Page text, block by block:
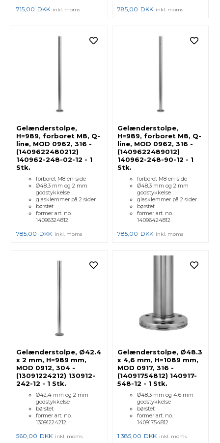
715,00 DKK inkl. moms 785,00 DKK inkl. moms
Gelænderstolpe,
H=989, forboret M8, Q-
line, MOD 0962, 316 -
(1409622480212)
140962-248-02-12 - 1
Stk.
forboret M8 en-side
Ø48,3 mm og 2 mm
godstykkelse
glasklemmer på 2 sider
børstet
former art. no.
14096324812
785,00 DKK inkl. moms
Gelænderstolpe,
H=989, forboret M8, Q-
line, MOD 0962, 316 -
(1409622489012)
140962-248-90-12 - 1
Stk.
forboret M8 en-side
Ø48,3 mm og 2 mm
godstykkelse
glasklemmer på 2 sider
børstet
former art. no.
14096424812
785,00 DKK inkl. moms
Gelænderstolpe, Ø42.4
x 2 mm, H=989 mm,
MOD 0912, 304 -
(13091224212) 130912-
242-12 - 1 Stk.
Ø42,4 mm og 2 mm
godstykkelse
børstet
former art. no.
13091224212
560,00 DKK inkl. moms
Gelænderstolpe, Ø48.3
x 4,6 mm, H=1089 mm,
MOD 0917, 316 -
(14091754812) 140917-
548-12 - 1 Stk.
Ø48,3 mm og 4.6 mm
godstykkelse
børstet
former art. no.
14091754812
1.385,00 DKK inkl. moms